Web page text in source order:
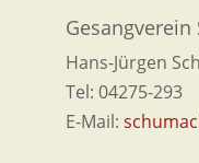
Hans-Jürgen
Tel: 04275-293
E-Mail: